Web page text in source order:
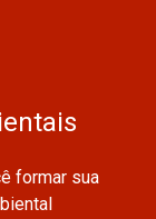
formar sua